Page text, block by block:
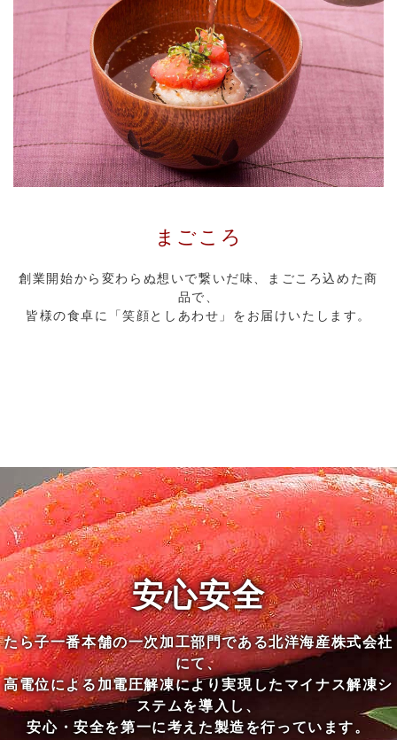
まごころ
創業開始から変わらぬ想いで繋いだ味、まごころ込めた商
品で、
皆様の食卓に「笑顔としあわせ」をお届けいたします。
安心安全
たら子一番本舗の一次加工部門である北洋海産株式会社
にて、
高電位による加電圧解凍により実現したマイナス解凍シ
ステムを導入し、
安心・安全を第一に考えた製造を行っています。